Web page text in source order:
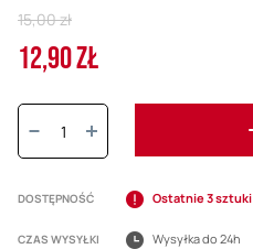
Cena
12,90 ZŁ
Regular
Price
15,00 zł
Ilość:
DOSTĘPNOŚĆ Ostatnie 3 sztuki
CZAS WYSYŁKI Wysyłka do 24h